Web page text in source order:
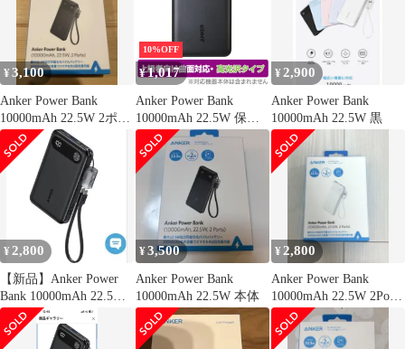
¥3,100
Anker Power Bank
10000mAh 22.5W 2ポー
ト
10%OFF
¥1,017
Anker Power Bank
10000mAh 22.5W 保護
フィルム OverLay
FLEX 高光沢 for アン
カー パワー バンク 液
晶保護 曲面対応 衝撃吸
収 透明
¥ 2,900
Anker Power Bank
10000mAh 22.5W 黒
¥ 2,800
【新品】Anker Power
Bank 10000mAh 22.5W
黒
¥3,500
Anker Power Bank
10000mAh 22.5W 本体
¥ 2,800
Anker Power Bank
10000mAh 22.5W 2Ports
本体